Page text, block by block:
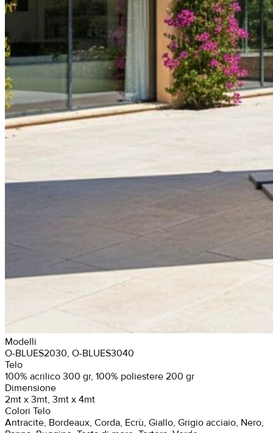
Modelli
O-BLUES2030, O-BLUES3040
Telo
100% acrilico 300 gr, 100% poliestere 200 gr
Dimensione
2mt x 3mt, 3mt x 4mt
Colori Telo
Antracite, Bordeaux, Corda, Ecrù, Giallo, Grigio acciaio, Nero,